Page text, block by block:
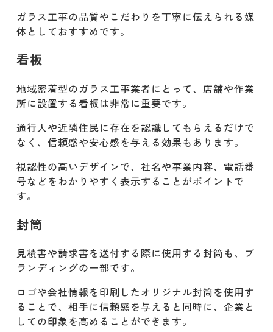
ガラス工事の品質やこだわりを丁寧に伝えられる媒
体としておすすめです。
看板
地域密着型のガラス工事業者にとって、店舗や作業
所に設置する看板は非常に重要です。
通行人や近隣住民に存在を認識してもらえるだけで
なく、信頼感や安心感を与える効果もあります。
視認性の高いデザインで、社名や事業内容、電話番
号などをわかりやすく表示することがポイントで
す。
封筒
見積書や請求書を送付する際に使用する封筒も、ブ
ランディングの一部です。
ロゴや会社情報を印刷したオリジナル封筒を使用す
ることで、相手に信頼感を与えると同時に、企業と
しての印象を高めることができます。